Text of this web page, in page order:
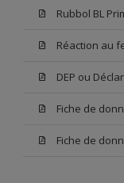
Rubbol BL
DEP ou